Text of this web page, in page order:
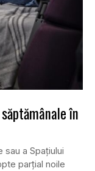
în
sau a Spațiului
parțial noile